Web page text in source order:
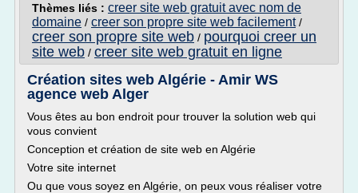
Thèmes liés : creer site web gratuit avec nom de
domaine / creer son propre site web facilement/
creer son propre site web / pourquoi creer un
site web / creer site web gratuit en ligne
Création sites web Algérie - Amir WS
agence web Alger
Vous êtes au bon endroit pour trouver la solution web qui
vous convient
Conception et création de site web en Algérie
Votre site internet
Ou que vous soyez en Algérie, on peux vous réaliser votre